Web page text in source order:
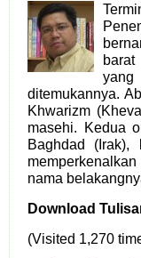
barat
ditemukannya.
Khwarizm
masehi. Kedua
Baghdad
nama
Download
(Visited 1,270